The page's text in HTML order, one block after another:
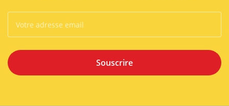
Souscrire